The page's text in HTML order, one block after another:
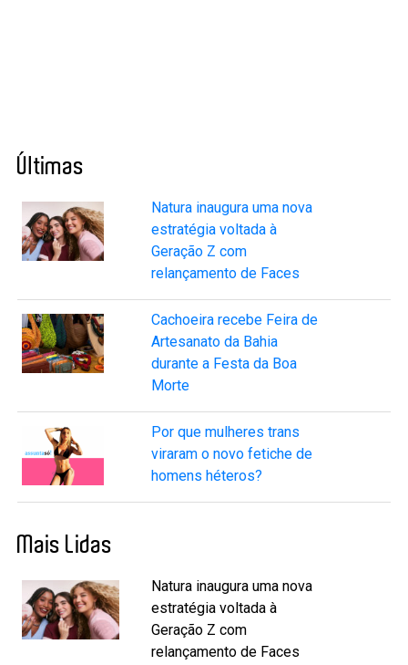
Últimas
Natura inaugura uma nova
estratégia voltada à
Geração Z com
relançamento de Faces
Cachoeira recebe Feira de
Artesanato da Bahia
durante a Festa da Boa
Morte
Por que mulheres trans
viraram o novo fetiche de
homens héteros?
Mais Lidas
Natura inaugura uma nova
estratégia voltada à
Geração Z com
relançamento de Faces